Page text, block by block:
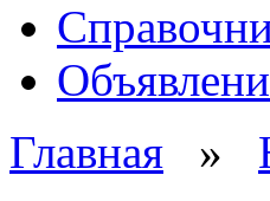
Главная »